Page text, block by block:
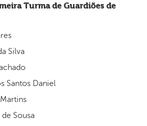
Turma de Guardiões de
Silva
Santos Daniel
Sousa